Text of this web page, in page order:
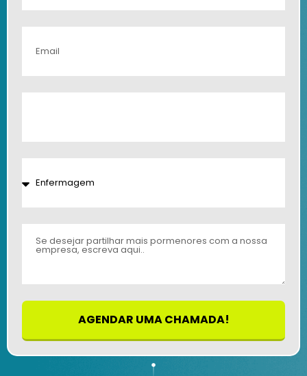
AGENDAR UMA CHAMADA!